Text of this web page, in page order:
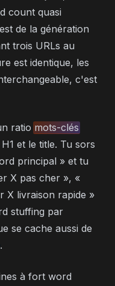
count quasi
de la génération
trois URLs au
est identique, les
c'est
ratio mots-clés
et le title. Tu sors
principal » et tu
X pas cher », «
X livraison rapide »
stuffing par
se cache aussi de
.
à fort word